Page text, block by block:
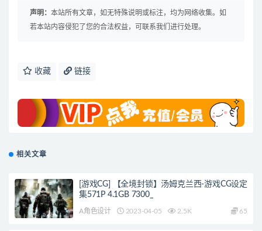
声明： 本站所有文章，如无特殊说明或标注，均为网络收集。如
若本站内容侵犯了您的合法权益，可联系我们进行处理。
收藏 链接
相关文章
[游戏CG] 【全境封锁】汤姆克兰西-游戏CG设定
集571P 4.1GB 7300_
A角色设计 2023-04-05 2.5K 65